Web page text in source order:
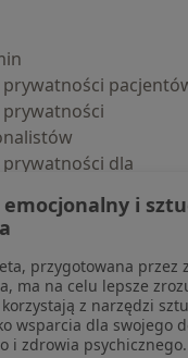
dla
samodzielnie
wyniki
i
przygotowana przez
ma na celu lepsze
z narzędzi
wsparcia dla swojego
i zdrowia psychicznego.